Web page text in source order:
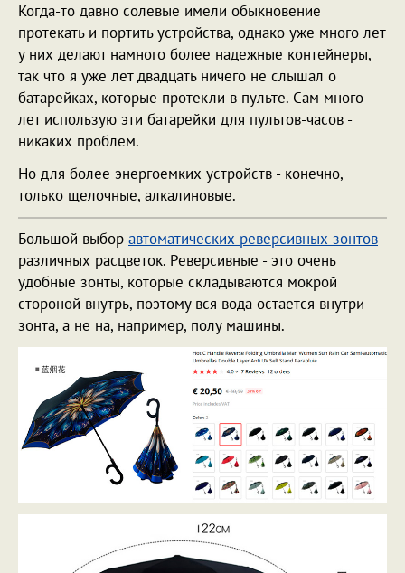
Когда-то давно солевые имели обыкновение
протекать и портить устройства, однако уже много лет
у них делают намного более надежные контейнеры,
так что я уже лет двадцать ничего не слышал о
батарейках, которые протекли в пульте. Сам много
лет использую эти батарейки для пультов-часов -
никаких проблем.
Но для более энергоемких устройств - конечно,
только щелочные, алкалиновые.
Большой выбор автоматических реверсивных зонтов
различных расцветок. Реверсивные - это очень
удобные зонты, которые складываются мокрой
стороной внутрь, поэтому вся вода остается внутри
зонта, а не на, например, полу машины.